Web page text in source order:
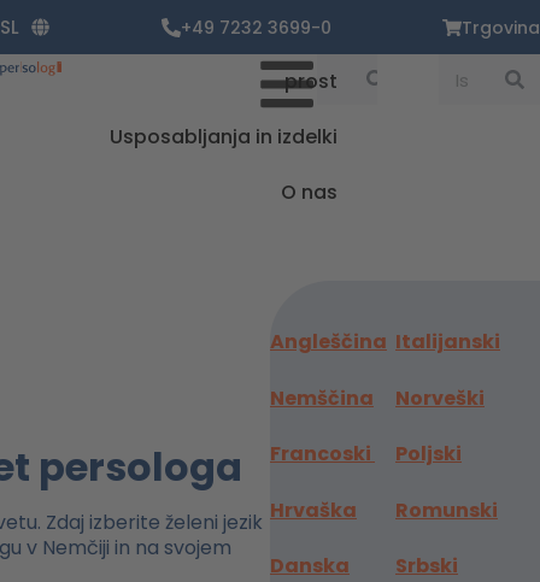
Inhalt
springen
SL +49 7232 3699-0 Trgovina
prost
Usposabljanja in izdelki
O nas
Suche
persologa
Zdaj izberite želeni jezik
v Nemčiji in na svojem
Angleščina
Nemščina
Francoski
Hrvaška
Danska
Italijanski
Norveški
Poljski
Romunski
Srbski